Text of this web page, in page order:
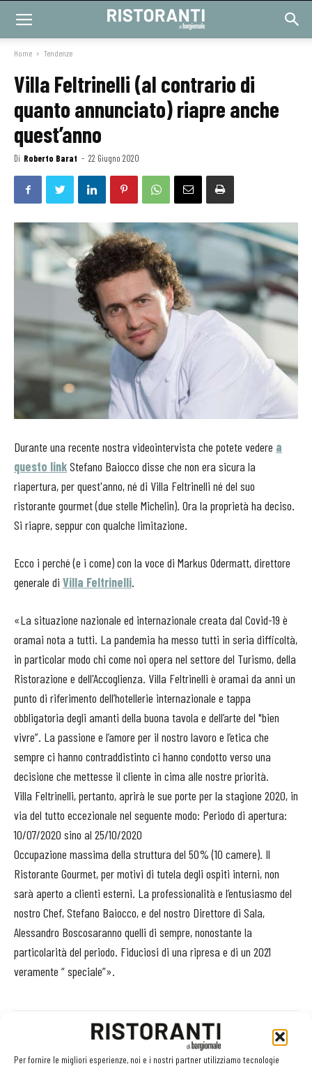
Per fornire le migliori esperienze, noi e i nostri partner utilizziamo tecnologie
Home Tendenze
Villa Feltrinelli (al contrario di
quanto annunciato) riapre anche
quest’anno
Di Roberto Barat - 22 Giugno 2020
Durante una recente nostra videointervista che potete vedere a
questo linkStefano Baiocco disse che non era sicura la
riapertura, per quest'anno, né di Villa Feltrinelli né del suo
ristorante gourmet (due stelle Michelin). Ora la proprietà ha deciso.
Si riapre, seppur con qualche limitazione.
Ecco i perché (e i come) con la voce di Markus Odermatt, direttore
generale di Villa Feltrinelli.
«La situazione nazionale ed internazionale creata dal Covid-19 è
oramai nota a tutti. La pandemia ha messo tutti in seria difficoltà,
in particolar modo chi come noi opera nel settore del Turismo, della
Ristorazione e dell'Accoglienza. Villa Feltrinelli è oramai da anni un
punto di riferimento dell’hotellerie internazionale e tappa
obbligatoria degli amanti della buona tavola e dell’arte del "bien
vivre”. La passione e l’amore per il nostro lavoro e l’etica che
sempre ci hanno contraddistinto ci hanno condotto verso una
decisione che mettesse il cliente in cima alle nostre priorità.
Villa Feltrinelli, pertanto, aprirà le sue porte per la stagione 2020, in
via del tutto eccezionale nel seguente modo: Periodo di apertura:
10/07/2020 sino al 25/10/2020
Occupazione massima della struttura del 50% (10 camere). Il
Ristorante Gourmet, per motivi di tutela degli ospiti interni, non
sarà aperto a clienti esterni. La professionalità e l’entusiasmo del
nostro Chef, Stefano Baiocco, e del nostro Direttore di Sala,
Alessandro Boscosaranno quelli di sempre, nonostante la
particolarità del periodo. Fiduciosi di una ripresa e di un 2021
veramente “ speciale”».
Facebook Twitter